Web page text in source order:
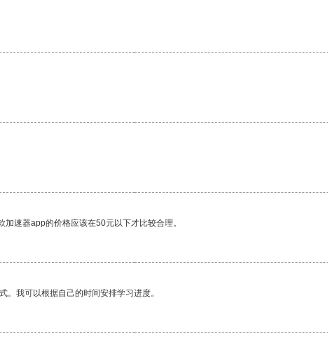
速器app的价格应该在50元以下才比较合理。
我可以根据自己的时间安排学习进度。